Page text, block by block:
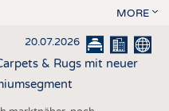
MORE
20.07.2026
& Rugs mit neuer